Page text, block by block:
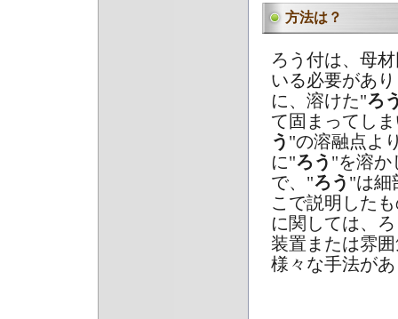
方法は？
ろう付は、母
いる必要があ
に、溶けた"ろ
て固まってし
う "の溶融点よ
に"ろう "を溶か
で、"ろう "は細
こで説明した
に関しては、
装置または雰
様々な手法が